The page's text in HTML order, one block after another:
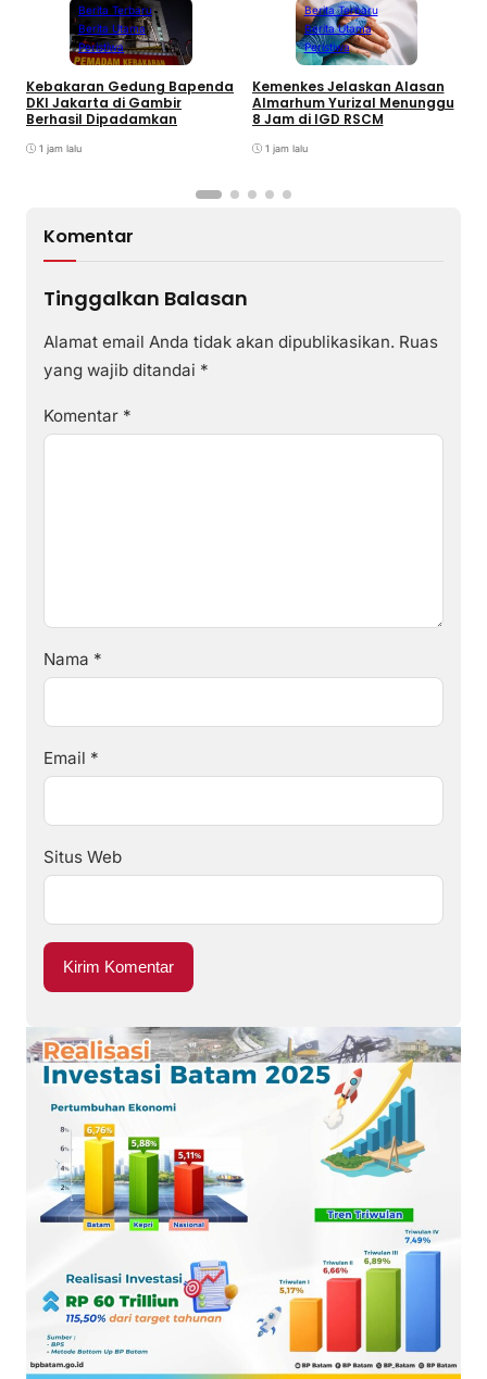
Berita Terbaru
Berita Utama
Peristiwa
Kebakaran Gedung Bapenda
DKI Jakarta di Gambir
Berhasil Dipadamkan
1 jam lalu
Berita Terbaru
Berita Utama
Peristiwa
Kemenkes Jelaskan Alasan
Almarhum Yurizal Menunggu
8 Jam di IGD RSCM
1 jam lalu
Komentar
Tinggalkan Balasan
Alamat email Anda tidak akan dipublikasikan. Ruas
yang wajib ditandai *
Komentar *
Nama *
Email *
Situs Web